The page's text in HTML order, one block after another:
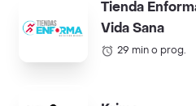
Tienda
Vida Sana
29 min o prog.